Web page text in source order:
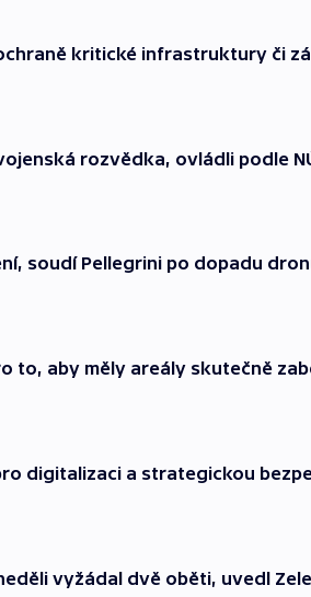
kritické infrastruktury či
rozvědka, ovládli podle
soudí Pellegrini po dopadu
to, aby měly areály skutečně
digitalizaci a strategickou
vyžádal dvě oběti, uvedl